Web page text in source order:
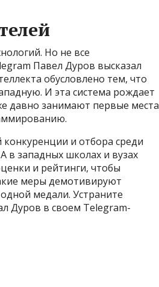
Но не все
Павел Дуров высказал
обусловлено тем, что
И эта система рождает
давно занимают первые места
и отбора среди
в западных школах и вузах
и рейтинги, чтобы
меры демотивируют
медали. Устраните
Дуров в своем Telegram-